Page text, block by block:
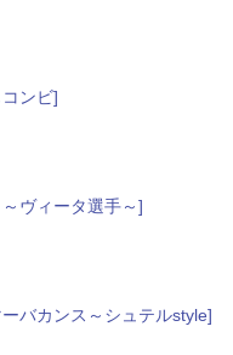
ンビ]
ヴィータ選手～]
バカンス～シュテルstyle]